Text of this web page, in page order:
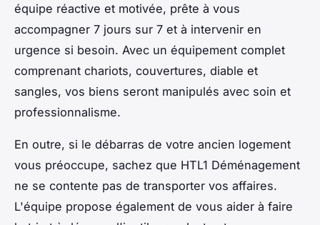
équipe réactive et motivée, prête à vous
accompagner 7 jours sur 7 et à intervenir en
urgence si besoin. Avec un équipement complet
comprenant chariots, couvertures, diable et
sangles, vos biens seront manipulés avec soin et
professionnalisme.
En outre, si le débarras de votre ancien logement
vous préoccupe, sachez que HTL1 Déménagement
ne se contente pas de transporter vos affaires.
L'équipe propose également de vous aider à faire